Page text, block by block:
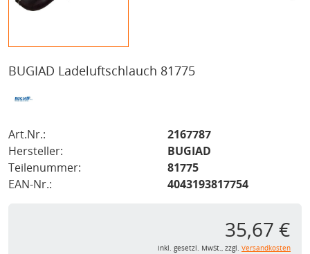
BUGIAD Ladeluftschlauch 81775
Art.Nr.:
2167787
Hersteller:
BUGIAD
Teilenummer:
81775
EAN-Nr.:
4043193817754
35,67 €
inkl. gesetzl. MwSt., zzgl. Versandkosten